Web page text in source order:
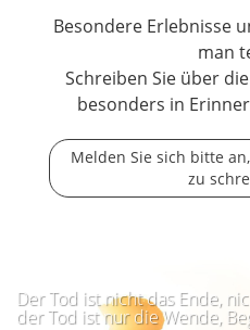
Besondere Erlebnisse
man
Schreiben Sie über
besonders in
Melden Sie sich bitte
zu
Der Tod ist nicht das Ende,
der Tod ist nur die Wende,